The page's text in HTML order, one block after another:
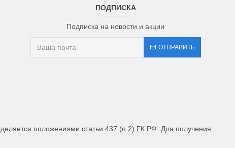
ПОДПИСКА
Подписка на новости и акции
ОТПРАВИТЬ
положениями статьи 437 (п.2) ГК РФ. Для получения